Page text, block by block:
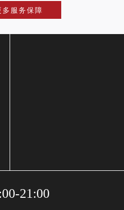
多服务保障
21:00